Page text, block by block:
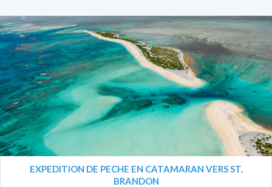
EXPEDITION DE PECHE EN CATAMARAN VERS ST.
BRANDON